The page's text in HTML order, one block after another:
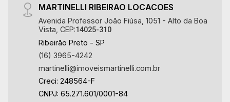
MARTINELLI RIBEIRAO LOCACOES
Avenida Professor João Fiúsa, 1051 - Alto da Boa
Vista, CEP:14025-310
Ribeirão Preto - SP
(16) 3965-4242
martinelli@imoveismartinelli.com.br
Creci: 248564-F
CNPJ: 65.271.601/0001-84